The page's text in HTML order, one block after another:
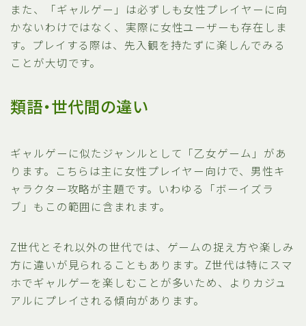
また、「ギャルゲー」は必ずしも女性プレイヤーに向
かないわけではなく、実際に女性ユーザーも存在しま
す。プレイする際は、先入観を持たずに楽しんでみる
ことが大切です。
類語・世代間の違い
ギャルゲーに似たジャンルとして「乙女ゲーム」があ
ります。こちらは主に女性プレイヤー向けで、男性キ
ャラクター攻略が主題です。いわゆる「ボーイズラ
ブ」もこの範囲に含まれます。
Z世代とそれ以外の世代では、ゲームの捉え方や楽しみ
方に違いが見られることもあります。Z世代は特にスマ
ホでギャルゲーを楽しむことが多いため、よりカジュ
アルにプレイされる傾向があります。